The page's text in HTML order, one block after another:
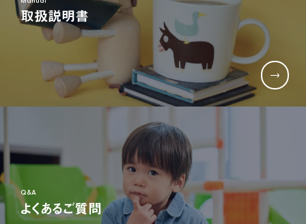
取扱説明書
Q&A
よくあるご質問